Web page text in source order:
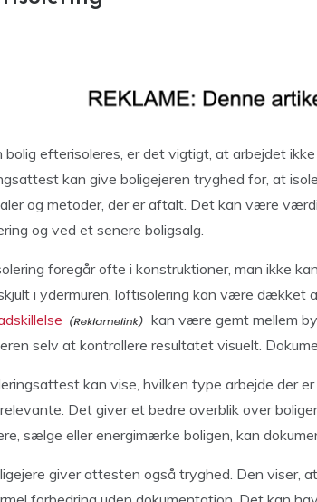
bolig efterisoleres, er det vigtigt, at arbejdet
kan give boligejeren tryghed for, at
og metoder, der er aftalt. Det kan være
og ved et senere boligsalg.
foregår ofte i konstruktioner, man ikke
i ydermuren, loftisolering kan være dækket
kan være gemt mellem
selv at kontrollere resultatet visuelt.
kan vise, hvilken type arbejde der
Det giver et bedre overblik over
sælge eller energimærke boligen, kan
giver attesten også tryghed. Den viser,